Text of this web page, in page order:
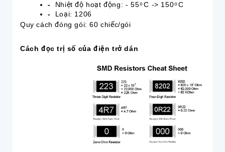
- Nhiệt độ hoạt động: - 55 ͦ C -> 150 ͦ C
- Loại: 1206
Quy cách đóng gói: 60 chiếc/gói
Cách đọc trị số của điện trở dán